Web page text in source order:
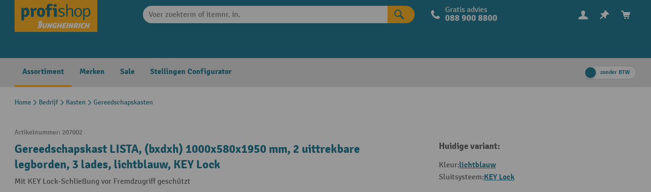
Skip to main navigation Gratis advies
088 900 8800
Assortiment Merken Sale Stellingen Configurator zonder BTW
Home Bedrijf Kasten Gereedschapskasten
Artikelnummer: 207002
Gereedschapskast LISTA, (bxdxh) 1000x580x1950 mm, 2 uittrekbare
legborden, 3 lades, lichtblauw, KEY Lock
Mit KEY Lock-Schließung vor Fremdzugriff geschützt
Huidige variant:
Kleur:lichtblauw
Sluitsysteem:KEY Lock